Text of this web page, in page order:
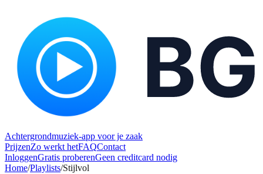
Achtergrondmuziek-app voor je zaak
PrijzenZo werkt hetFAQContact
InloggenGratis proberenGeen creditcard nodig
Home/Playlists/Stijlvol